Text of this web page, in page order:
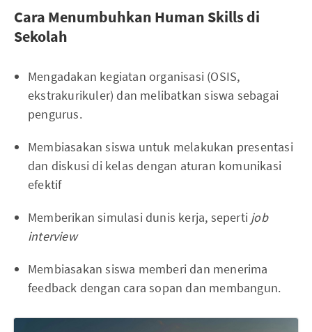
Cara Menumbuhkan Human Skills di
Sekolah
Mengadakan kegiatan organisasi (OSIS,
ekstrakurikuler) dan melibatkan siswa sebagai
pengurus.
Membiasakan siswa untuk melakukan presentasi
dan diskusi di kelas dengan aturan komunikasi
efektif
Memberikan simulasi dunis kerja, seperti job
interview
Membiasakan siswa memberi dan menerima
feedback dengan cara sopan dan membangun.